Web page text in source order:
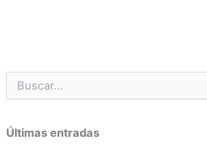
u
c
a
Últimas entradas